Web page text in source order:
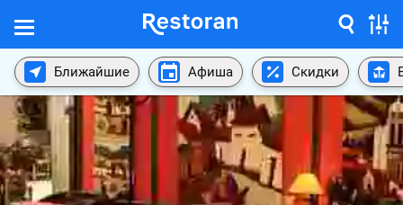
Ближайшие Афиша Скидки